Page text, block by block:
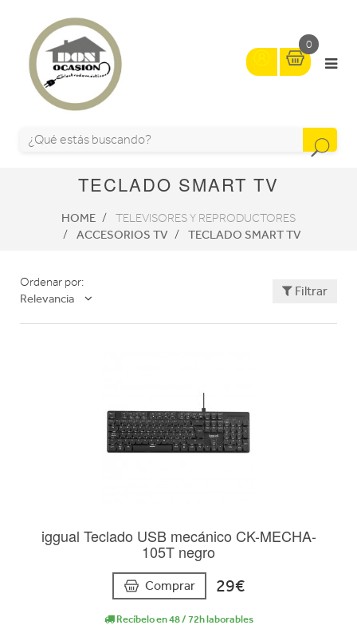
0
TECLADO SMART TV
HOME TELEVISORES Y REPRODUCTORES
ACCESORIOS TV TECLADO SMART TV
Ordenar por:
Relevancia
Filtrar
iggual Teclado USB mecánico CK-MECHA-
105T negro
Comprar 29€
Recíbelo en 48 / 72h laborables